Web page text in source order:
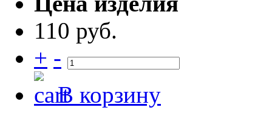
110 руб.
+ -
В корзину